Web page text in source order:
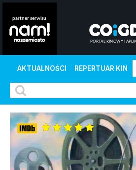
AKTUALNOŚCI REPERTUAR KIN